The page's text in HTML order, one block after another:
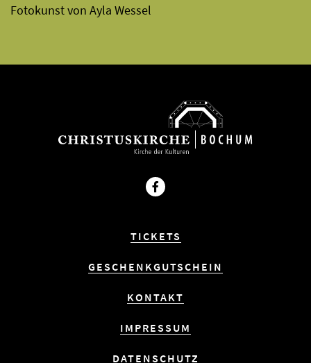
Fotokunst von Ayla Wessel
Facebook
TICKETS
GESCHENKGUTSCHEIN
KONTAKT
IMPRESSUM
DATENSCHUTZ